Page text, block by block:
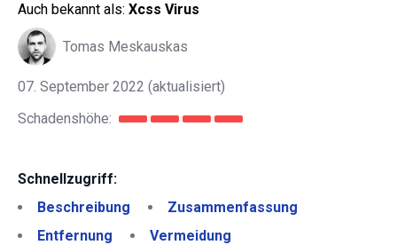
Auch bekannt als: Xcss Virus
Tomas Meskauskas
07. September 2022 (aktualisiert)
Schadenshöhe:
Schnellzugriff:
Beschreibung
Zusammenfassung
Entfernung
Vermeidung